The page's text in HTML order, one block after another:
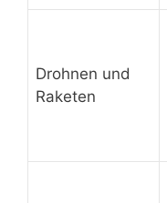
Drohnen und
Raketen